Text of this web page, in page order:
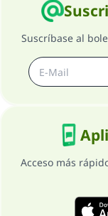
Suscríbase al
Acceso más